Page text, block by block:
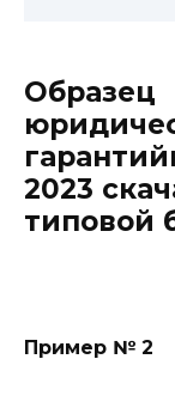
Образец
2023
типовой
Пример № 2